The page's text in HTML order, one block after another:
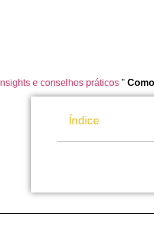
Insights e conselhos práticos "
Índice